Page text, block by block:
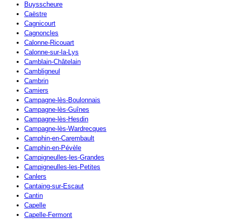
Buysscheure
Caëstre
Cagnicourt
Cagnoncles
Calonne-Ricouart
Calonne-sur-la-Lys
Camblain-Châtelain
Cambligneul
Cambrin
Camiers
Campagne-lès-Boulonnais
Campagne-lès-Guînes
Campagne-lès-Hesdin
Campagne-lès-Wardrecques
Camphin-en-Carembault
Camphin-en-Pévèle
Campigneulles-les-Grandes
Campigneulles-les-Petites
Canlers
Cantaing-sur-Escaut
Cantin
Capelle
Capelle-Fermont